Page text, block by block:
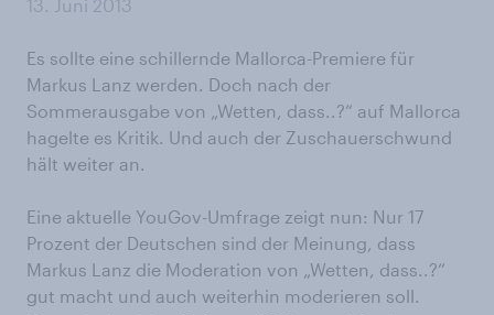
13. Juni 2013
Es sollte eine schillernde Mallorca-Premiere für
Markus Lanz werden. Doch nach der
Sommerausgabe von „Wetten, dass..?“ auf Mallorca
hagelte es Kritik. Und auch der Zuschauerschwund
hält weiter an.
Eine aktuelle YouGov-Umfrage zeigt nun: Nur 17
Prozent der Deutschen sind der Meinung, dass
Markus Lanz die Moderation von „Wetten, dass..?“
gut macht und auch weiterhin moderieren soll.